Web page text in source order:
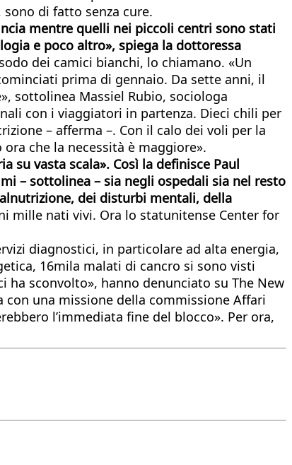
di fatto senza cure.
mentre quelli nei piccoli centri sono stati
e poco altro», spiega la dottoressa
dei camici bianchi, lo chiamano. «Un
prima di gennaio. Da sette anni, il
sottolinea Massiel Rubio, sociologa
con i viaggiatori in partenza. Dieci chili per
– afferma –. Con il calo dei voli per la
che la necessità è maggiore».
su vasta scala». Così la definisce Paul
– sottolinea – sia negli ospedali sia nel resto
dei disturbi mentali, della
mille nati vivi. Ora lo statunitense Center for
diagnostici, in particolare ad alta energia,
16mila malati di cancro si sono visti
sconvolto», hanno denunciato su The New
con una missione della commissione Affari
l’immediata fine del blocco». Per ora,